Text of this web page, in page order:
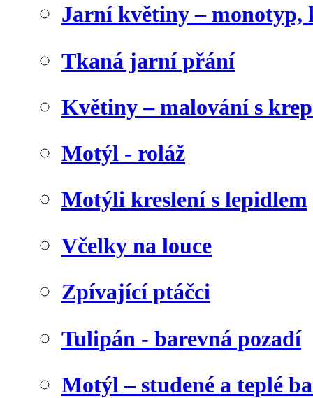
Jarní květiny – monotyp,
Tkaná jarní přání
Květiny – malování s
Motýl - roláž
Motýli kreslení s lepidlem
Včelky na louce
Zpívající ptáčci
Tulipán - barevná pozadí
Motýl – studené a teplé